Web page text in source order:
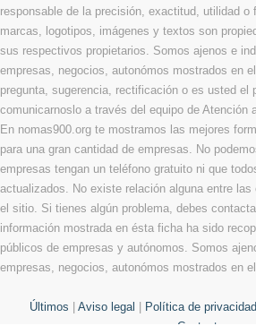
responsable de la precisión, exactitud, utilidad o
marcas, logotipos, imágenes y textos son
sus respectivos propietarios. Somos ajenos e
empresas, negocios, autonómos mostrados en
pregunta, sugerencia, rectificación o es usted el
comunicarnoslo a través del equipo de Atención
En nomas900.org te mostramos las mejores
para una gran cantidad de empresas. No
empresas tengan un teléfono gratuito ni que
actualizados. No existe relación alguna entre
el sitio. Si tienes algún problema, debes
información mostrada en ésta ficha ha sido
públicos de empresas y autónomos. Somos
empresas, negocios, autonómos mostrados en
Últimos Aviso legal Política de privacidad